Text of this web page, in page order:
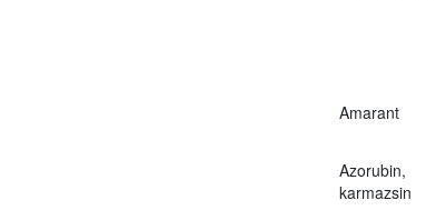
Amarant
Azorubin,
karmazsin